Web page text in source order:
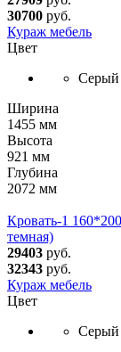
30700 руб.
Кураж мебель
Цвет
Серый
Ширина
1455 мм
Высота
921 мм
Глубина
2072 мм
Кровать-1
темная)
29403 руб.
32343 руб.
Кураж мебель
Цвет
Серый